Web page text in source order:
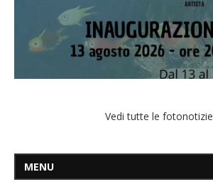
Vedi tutte le fotonotizie
MENU